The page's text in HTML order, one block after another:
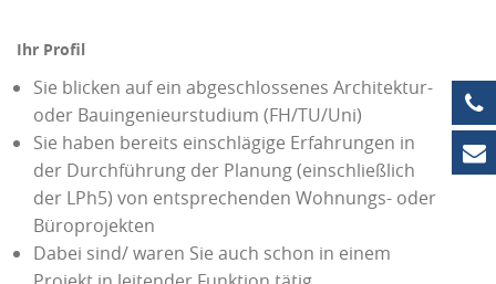
Ihr Profil
Sie blicken auf ein abgeschlossenes Architektur-
oder Bauingenieurstudium (FH/TU/Uni)
Sie haben bereits einschlägige Erfahrungen in
der Durchführung der Planung (einschließlich
der LPh5) von entsprechenden Wohnungs- oder
Büroprojekten
Dabei sind/ waren Sie auch schon in einem